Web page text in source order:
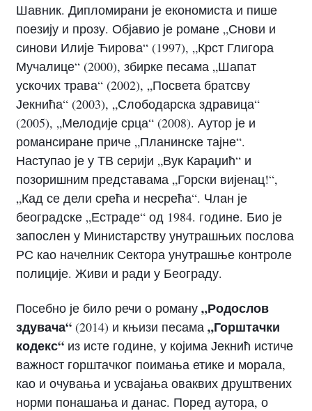
Шавник. Дипломирани је економиста и пише
поезију и прозу. Објавио је романе „Снови и
синови Илије Ћирова“ (1997), „Крст Глигора
Мучалице“ (2000), збирке песама „Шапат
ускочих трава“ (2002), „Посвета братсву
Јекнића“ (2003), „Слободарска здравица“
(2005), „Мелодије срца“ (2008). Аутор је и
романсиране приче „Планинске тајне“.
Наступао је у ТВ серији „Вук Караџић“ и
позоришним представама „Горски вијенац!“,
„Кад се дели срећа и несрећа“. Члан је
београдске „Естраде“ од 1984. године. Био је
запослен у Министарству унутрашњих послова
РС као начелник Сектора унутрашње контроле
полиције. Живи и ради у Београду.
Посебно је било речи о роману „Родослов
здувача“ (2014) и књизи песама „Горштачки
кодекс“ из исте године, у којима Јекнић истиче
важност горштачког поимања етике и морала,
као и очувања и усвајања оваквих друштвених
норми понашања и данас. Поред аутора, о